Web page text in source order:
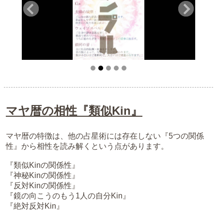
マヤ暦の相性『類似Kin』
マヤ暦の特徴は、他の占星術には存在しない『5つの関係
性』から相性を読み解くという点があります。
『類似Kinの関係性』
『神秘Kinの関係性』
『反対Kinの関係性』
『鏡の向こうのもう1人の自分Kin』
『絶対反対Kin』